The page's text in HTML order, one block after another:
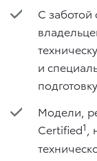
С заботой
и
Модели,
Certified1